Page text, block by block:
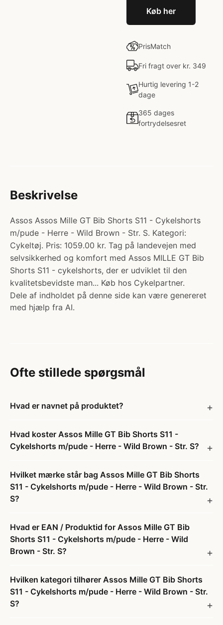
Køb her
PrisMatch
Fri fragt over kr. 349
Hurtig levering 1-2
dage
365 dages
fortrydelsesret
Beskrivelse
Assos Assos Mille GT Bib Shorts S11 - Cykelshorts
m/pude - Herre - Wild Brown - Str. S. Kategori:
Cykeltøj. Pris: 1059.00 kr. Tag på landevejen med
selvsikkerhed og komfort med Assos MILLE GT Bib
Shorts S11 - cykelshorts, der er udviklet til den
kvalitetsbevidste man... Køb hos Cykelpartner.
Dele af indholdet på denne side kan være genereret
med hjælp fra AI.
Ofte stillede spørgsmål
Hvad er navnet på produktet?
Hvad koster Assos Mille GT Bib Shorts S11 -
Cykelshorts m/pude - Herre - Wild Brown - Str. S?
Hvilket mærke står bag Assos Mille GT Bib Shorts
S11 - Cykelshorts m/pude - Herre - Wild Brown - Str.
S?
Hvad er EAN / Produktid for Assos Mille GT Bib
Shorts S11 - Cykelshorts m/pude - Herre - Wild
Brown - Str. S?
Hvilken kategori tilhører Assos Mille GT Bib Shorts
S11 - Cykelshorts m/pude - Herre - Wild Brown - Str.
S?